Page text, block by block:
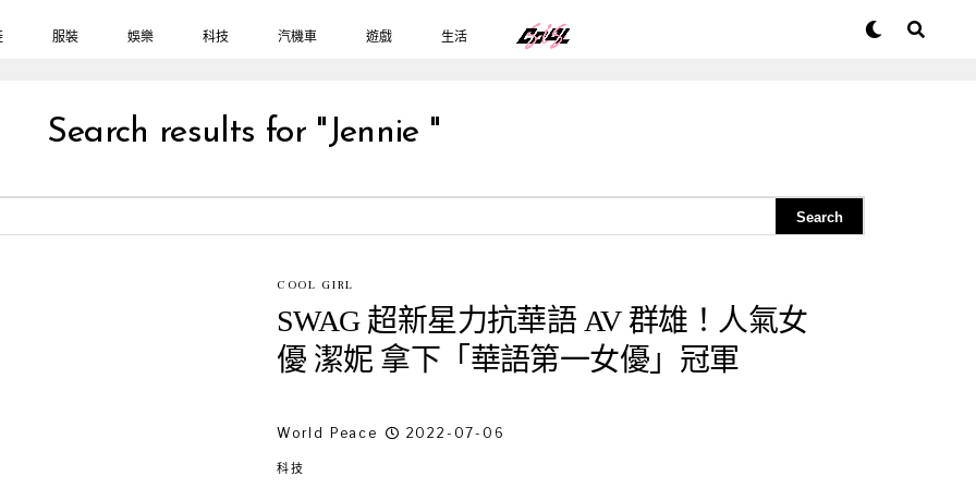
服裝 娛樂 科技 汽機車 遊戲 生活
Search results for "Jennie "
COOL GIRL
SWAG 超新星力抗華語 AV 群雄！人氣女
優 潔妮 拿下「華語第一女優」冠軍
World Peace 2022-07-06
科技